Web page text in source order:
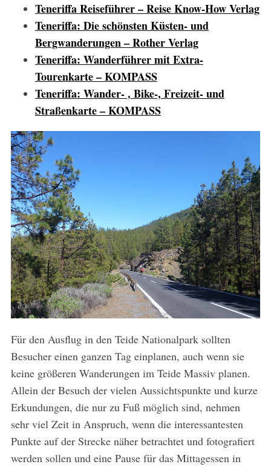
Teneriffa Reiseführer – Reise Know-How Verlag
Teneriffa: Die schönsten Küsten- und
Bergwanderungen – Rother Verlag
Teneriffa: Wanderführer mit Extra-
Tourenkarte – KOMPASS
Teneriffa: Wander- , Bike-, Freizeit- und
Straßenkarte – KOMPASS
Für den Ausflug in den Teide Nationalpark sollten
Besucher einen ganzen Tag einplanen, auch wenn sie
keine größeren Wanderungen im Teide Massiv planen.
Allein der Besuch der vielen Aussichtspunkte und kurze
Erkundungen, die nur zu Fuß möglich sind, nehmen
sehr viel Zeit in Anspruch, wenn die interessantesten
Punkte auf der Strecke näher betrachtet und fotografiert
werden sollen und eine Pause für das Mittagessen in
S
e
a
r
c
h
f
o
r
: